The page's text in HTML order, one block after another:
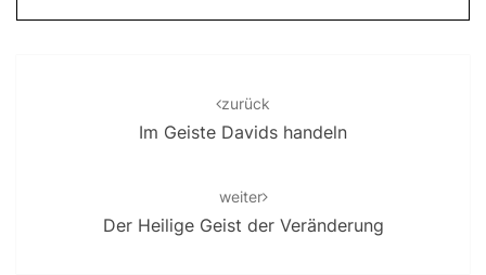
zurück
Im Geiste Davids handeln
weiter
Der Heilige Geist der Veränderung